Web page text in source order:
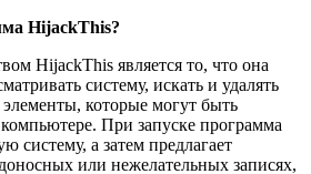
HijackThis?
HijackThis является то, что она
систему, искать и удалять
которые могут быть
При запуске программа
систему, а затем предлагает
или нежелательных записях,